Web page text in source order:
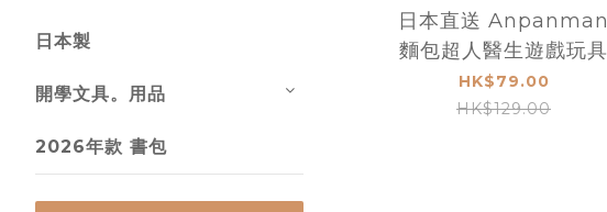
日本製
開學文具。用品
2026年款 書包
日本直送 Anpanman
麵包超人醫生遊戲玩具
HK$79.00
HK$129.00